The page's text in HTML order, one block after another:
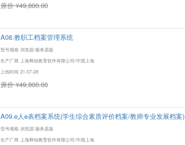
原价 ¥49,800.00
A08.教职工档案管理系统
型号规格 浏览器/服务器版
生产厂商 上海释锐教育软件有限公司/中国上海
上线时间 21-07-28
原价 ¥49,800.00
A09.e人e表档案系统(学生综合素质评价档案/教师专业发展档案)
型号规格 浏览器/服务器版
生产厂商 上海释锐教育软件有限公司/中国上海